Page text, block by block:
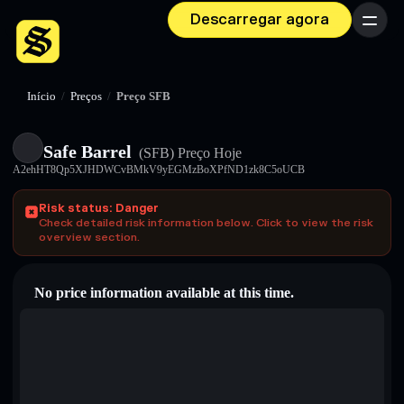
Descarregar agora Menu
Início / Preços / Preço SFB
Safe Barrel (SFB) Preço Hoje
A2ehHT8Qp5XJHDWCvBMkV9yEGMzBoXPfND1zk8C5oUCB
Risk status: Danger
Check detailed risk information below. Click to view the risk
overview section.
No price information available at this time.